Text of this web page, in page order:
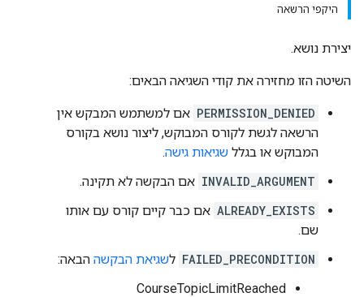
היקפי הרשאה
יצירת נושא.
השיטה הזו מחזירה את קודי השגיאה הבאים:
PERMISSION_DENIED אם למשתמש המבקש אין
הרשאה לגשת לקורס המבוקש, ליצור נושא בקורס
המבוקש או בגלל שגיאות גישה.
INVALID_ARGUMENT אם הבקשה לא תקינה.
ALREADY_EXISTS אם כבר קיים קורס עם אותו
שם.
FAILED_PRECONDITION לשגיאת הבקשה הבאה:
CourseTopicLimitReached